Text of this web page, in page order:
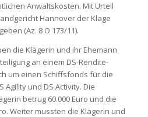
Anwaltskosten. Mit Urteil
Hannover der Klage
(Az. 8 O 173/11).
die Klägerin und ihr Ehemann
an einem DS-Rendite-
um einen Schiffsfonds für die
und DS Activity. Die
betrug 60.000 Euro und die
Weiter mussten die Klägerin und